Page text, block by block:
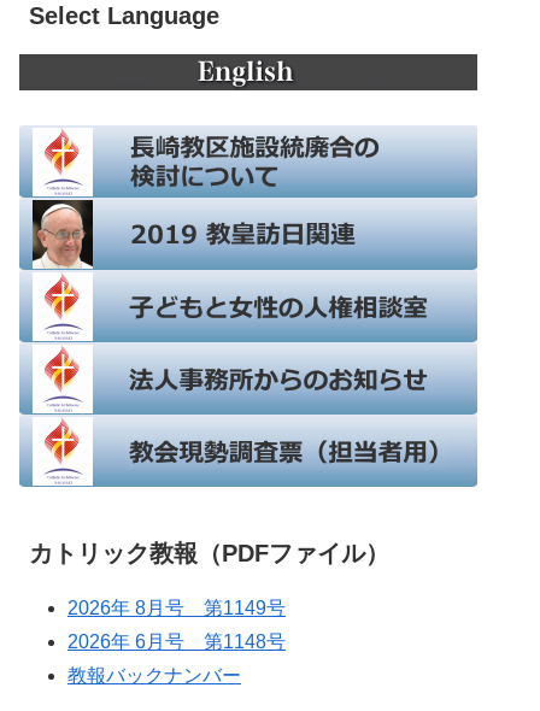
Select Language
カトリック教報（PDFファイル）
2026年 8月号 第1149号
2026年 6月号 第1148号
教報バックナンバー